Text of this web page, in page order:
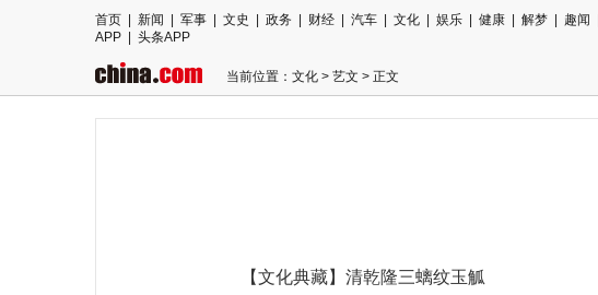
首页 新闻 军事 文史 政务 财经 汽车 文化 娱乐 健康 解梦 趣闻
APP
头条APP
当前位置： 文化 > 艺文 > 正文
【文化典藏】清乾隆三螭纹玉觚